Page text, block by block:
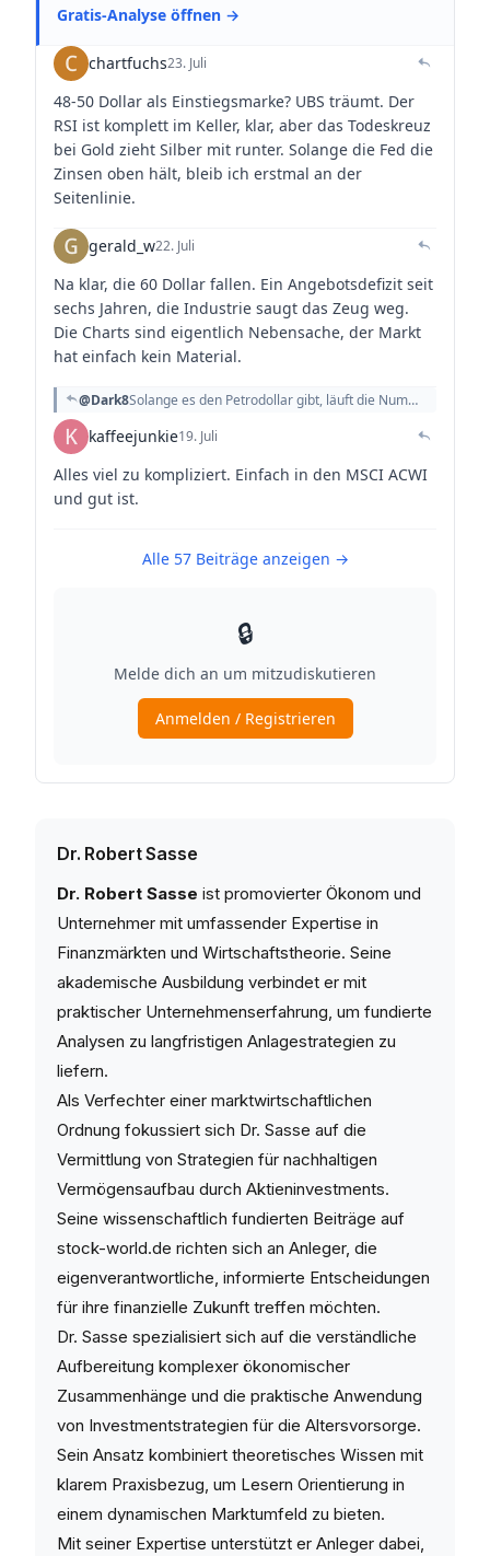
Dr. Robert Sasse
Dr. Robert Sasse ist promovierter Ökonom und
Unternehmer mit umfassender Expertise in
Finanzmärkten und Wirtschaftstheorie. Seine
akademische Ausbildung verbindet er mit
praktischer Unternehmenserfahrung, um fundierte
Analysen zu langfristigen Anlagestrategien zu
liefern.
Als Verfechter einer marktwirtschaftlichen
Ordnung fokussiert sich Dr. Sasse auf die
Vermittlung von Strategien für nachhaltigen
Vermögensaufbau durch Aktieninvestments.
Seine wissenschaftlich fundierten Beiträge auf
stock-world.de richten sich an Anleger, die
eigenverantwortliche, informierte Entscheidungen
für ihre finanzielle Zukunft treffen möchten.
Dr. Sasse spezialisiert sich auf die verständliche
Aufbereitung komplexer ökonomischer
Zusammenhänge und die praktische Anwendung
von Investmentstrategien für die Altersvorsorge.
Sein Ansatz kombiniert theoretisches Wissen mit
klarem Praxisbezug, um Lesern Orientierung in
einem dynamischen Marktumfeld zu bieten.
Mit seiner Expertise unterstützt er Anleger dabei,